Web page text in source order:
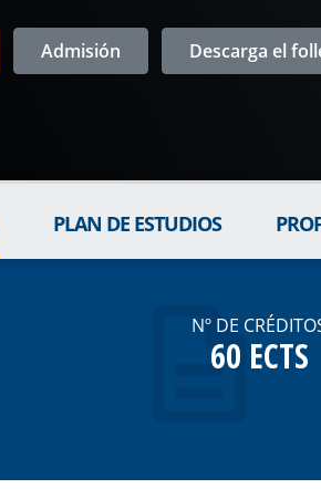
Admisión Descarga el
PLAN DE ESTUDIOS
Nº DE
60 ECTS